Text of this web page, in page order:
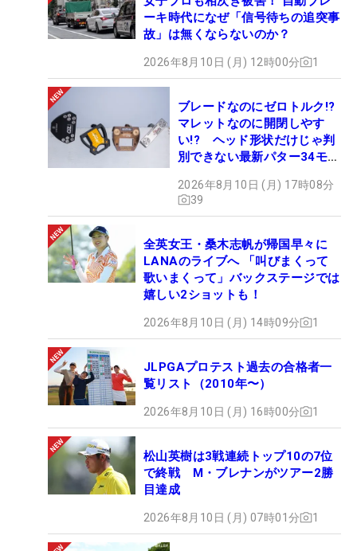
ーキ時代になぜ「信号待ちの追突事
故」は無くならないのか？
2026年8月10日 (月) 12時00分 1
ブレードなのにゼロトルク!?
マレットなのに開閉しやす
い!? ヘッド形状だけじゃ判
別できない最新パター34モデ
#ギアカタログ2026
2026年8月10日 (月) 17時08分
39
全英女王・桑木志帆が帰国早々に
LANAのライブへ 「叫びまくって
歌いまくって」バックステージでは
嬉しい2ショットも！
2026年8月10日 (月) 14時09分 1
JLPGAプロテスト過去の合格者一
覧リスト（2010年〜）
2026年8月10日 (月) 16時00分 1
松山英樹は3戦連続トップ10の7位
で終戦 M・ブレナンがツアー2勝
目達成
2026年8月10日 (月) 07時01分 1